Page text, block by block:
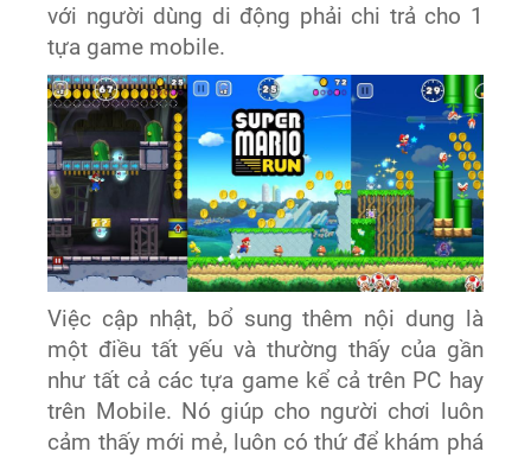
với người dùng di động phải chi trả cho 1
tựa game mobile.
Việc cập nhật, bổ sung thêm nội dung là
một điều tất yếu và thường thấy của gần
như tất cả các tựa game kể cả trên PC hay
trên Mobile. Nó giúp cho người chơi luôn
cảm thấy mới mẻ, luôn có thứ để khám phá